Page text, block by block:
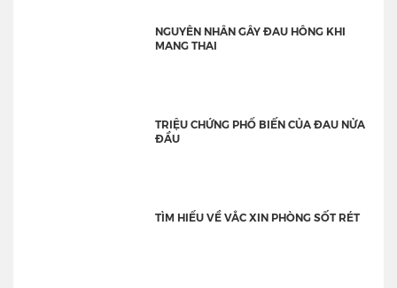
NGUYÊN NHÂN GÂY ĐAU HÔNG KHI
MANG THAI
TRIỆU CHỨNG PHỔ BIẾN CỦA ĐAU NỬA
ĐẦU
TÌM HIỂU VỀ VẮC XIN PHÒNG SỐT RÉT